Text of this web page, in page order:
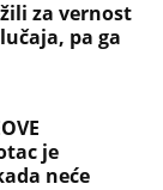
za vernost
pa ga
je
neće